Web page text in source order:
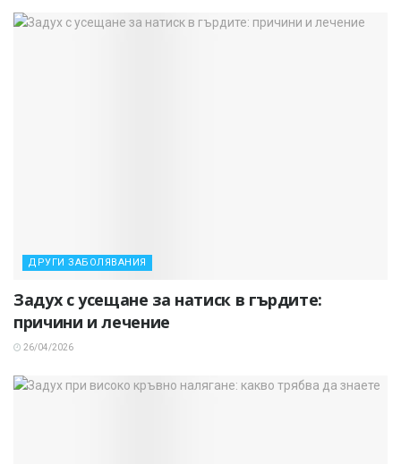
ДРУГИ ЗАБОЛЯВАНИЯ
Задух с усещане за натиск в гърдите:
причини и лечение
26/04/2026